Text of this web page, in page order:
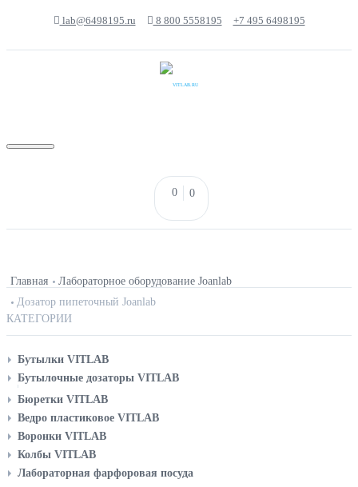
lab@6498195.ru 8 800 5558195 +7 495 6498195
ДИСПЕНСЕР JOANLAB
ДОЗАТОР ПИПЕТОЧНЫЙ JOANLAB
ЛАБОРАТОРНАЯ ФАРФОРОВАЯ ПОСУДА
0 0
Главная
Лабораторное оборудование Joanlab
Дозатор пипеточный Joanlab
КАТЕГОРИИ
Бутылки VITLAB
Бутылочные дозаторы VITLAB
Диспенсер Joanlab
Дозатор пипеточный Joanlab
Бюретки VITLAB
Ведро пластиковое VITLAB
Воронки VITLAB
Колбы VITLAB
Лабораторная фарфоровая посуда